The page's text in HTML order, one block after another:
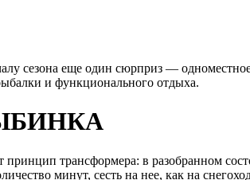
сезона еще один сюрприз —
и функционального отдыха.
принцип трансформера: в разобранном
минут, сесть на нее, как на